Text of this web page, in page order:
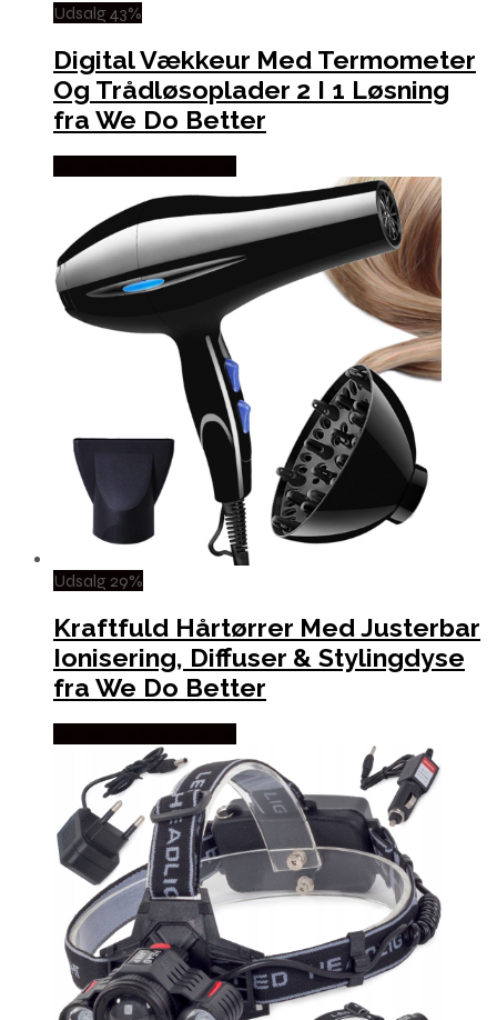
Udsalg 43%
Digital Vækkeur Med Termometer
Og Trådløsoplader 2 I 1 Løsning
fra We Do Better
Udsalg 29%
Kraftfuld Hårtørrer Med Justerbar
Ionisering, Diffuser & Stylingdyse
fra We Do Better